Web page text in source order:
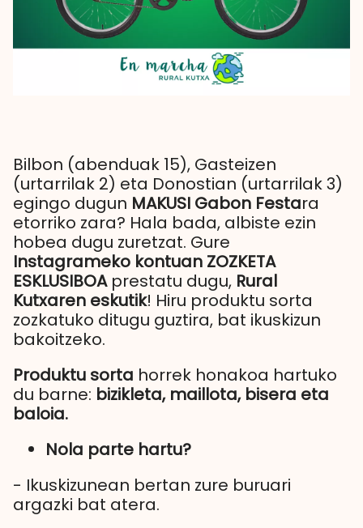
Bilbon (abenduak 15), Gasteizen
(urtarrilak 2) eta Donostian (urtarrilak 3)
egingo dugun MAKUSI Gabon Festara
etorriko zara? Hala bada, albiste ezin
hobea dugu zuretzat. Gure
Instagrameko kontuan ZOZKETA
ESKLUSIBOAprestatu dugu, Rural
Kutxaren eskutik! Hiru produktu sorta
zozkatuko ditugu guztira, bat ikuskizun
bakoitzeko.
Produktu sorta horrek honakoa hartuko
du barne: bizikleta, maillota, bisera eta
baloia.
Nola parte hartu?
- Ikuskizunean bertan zure buruari
argazki bat atera.